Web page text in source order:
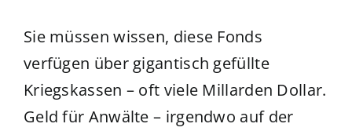
Sie müssen wissen, diese Fonds
verfügen über gigantisch gefüllte
Kriegskassen – oft viele Millarden Dollar.
Geld für Anwälte – irgendwo auf der